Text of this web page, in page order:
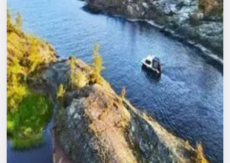
Города
Площадки
Артисты
Рейтинги